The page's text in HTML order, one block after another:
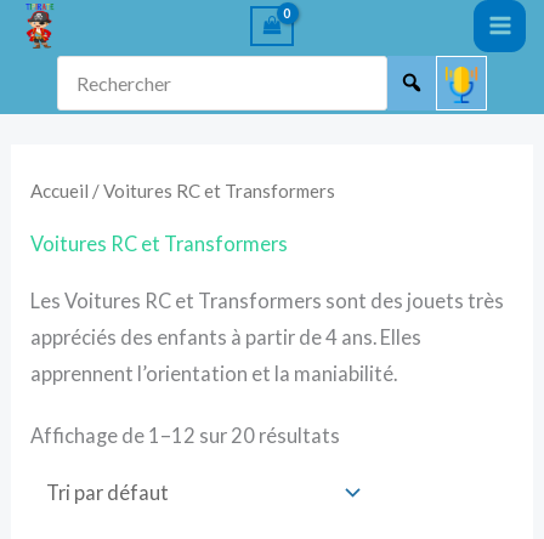
Aller
Rechercher
Accueil / Voitures RC et Transformers
Voitures RC et Transformers
Les Voitures RC et Transformers sont des jouets très
appréciés des enfants à partir de 4 ans. Elles
apprennent l’orientation et la maniabilité.
Affichage de 1–12 sur 20 résultats